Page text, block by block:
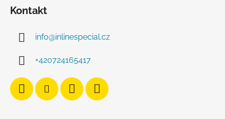
Kontakt
info@inlinespecial.cz
+420724165417